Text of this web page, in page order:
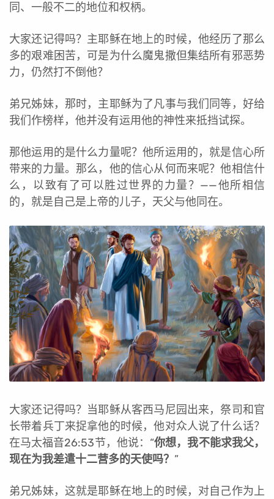
同、一般不二的地位和权柄。
大家还记得吗？主耶稣在地上的时候，他经历了那么
多的艰难困苦，可是为什么魔鬼撒但集结所有邪恶势
力，仍然打不倒他？
弟兄姊妹，那时，主耶稣为了凡事与我们同等，好给
我们作榜样，他并没有运用他的神性来抵挡试探。
那他运用的是什么力量呢？他所运用的，就是信心所
带来的力量。那么，他的信心从何而来呢？他相信什
么，以致有了可以胜过世界的力量？——他所相信
的，就是自己是上帝的儿子，天父与他同在。
大家还记得吗？当耶稣从客西马尼园出来，祭司和官
长带着兵丁来捉拿他的时候，他对众人说了什么话？
在马太福音26:53节，他说：“你想，我不能求我父，
现在为我差遣十二营多的天使吗？ ”
弟兄姊妹，这就是耶稣在地上的时候，对自己作为上